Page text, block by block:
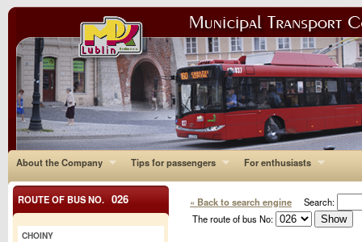
About the Company Tips for passengers For enthusiasts
« Back to search engine Search:
The route of bus No:
ROUTE OF BUS NO. 026
CHOINY